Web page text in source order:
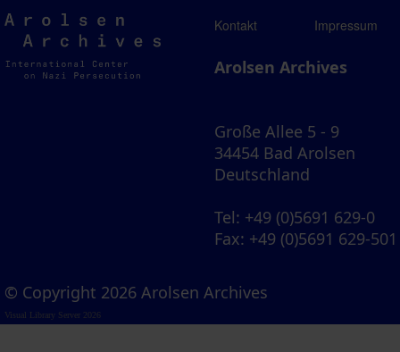
Arolsen
Archives
Kontakt Impressum
Arolsen Archives
Große Allee 5 - 9
34454 Bad Arolsen
Deutschland
Tel: +49 (0)5691 629-0
Fax: +49 (0)5691 629-501
© Copyright 2026 Arolsen Archives
Visual Library Server 2026